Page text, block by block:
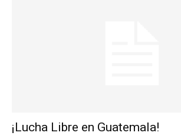
¡Lucha Libre en Guatemala!